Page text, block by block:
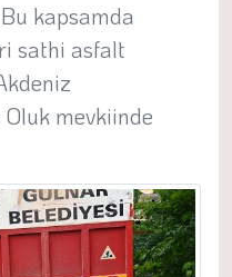
kapsamda
sathi asfalt
mevkiinde